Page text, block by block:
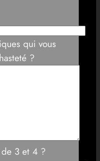
qui vous
?
3 et 4 ?